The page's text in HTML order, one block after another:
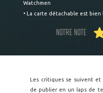
Watchmen
• La carte détachable est bien
NOTRE NOTE
Les critiques se suivent et
de publier en un laps de